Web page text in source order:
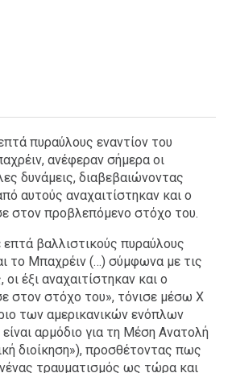
πυραύλους εναντίον του
ανέφεραν σήμερα οι
δυνάμεις, διαβεβαιώνοντας
αυτούς αναχαιτίστηκαν και ο
στον προβλεπόμενο στόχο του.
επτά βαλλιστικούς πυραύλους
το Μπαχρέιν (…) σύμφωνα με τις
οι έξι αναχαιτίστηκαν και ο
στον στόχο του», τόνισε μέσω X
των αμερικανικών ενόπλων
αρμόδιο για τη Μέση Ανατολή
διοίκηση»), προσθέτοντας πως
τραυματισμός ως τώρα και